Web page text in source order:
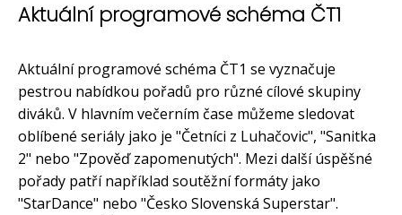
Aktuální programové schéma ČT1
Aktuální programové schéma ČT1 se vyznačuje
pestrou nabídkou pořadů pro různé cílové skupiny
diváků. V hlavním večerním čase můžeme sledovat
oblíbené seriály jako je "Četníci z Luhačovic", "Sanitka
2" nebo "Zpověď zapomenutých". Mezi další úspěšné
pořady patří například soutěžní formáty jako
"StarDance" nebo "Česko Slovenská Superstar".